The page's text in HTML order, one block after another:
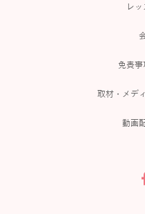
レ
免責
取材・メデ
動画